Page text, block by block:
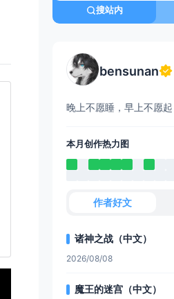
搜站内
bensunan
晚上不愿睡，早上不愿起
本月创作热力图
作者好文
诸神之战（中文）
2026/08/08
魔王的迷宫（中文）